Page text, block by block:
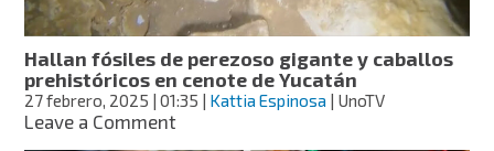
600
años
de
antigüedad
Hallan fósiles de perezoso gigante y caballos
prehistóricos en cenote de Yucatán
27 febrero, 2025 | 01:35 | Kattia Espinosa | UnoTV
Leave a Commenton